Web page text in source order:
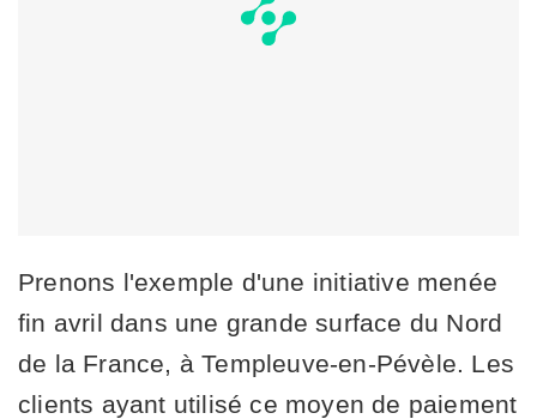
Prenons l'exemple d'une initiative menée
fin avril dans une grande surface du Nord
de la France, à Templeuve-en-Pévèle. Les
clients ayant utilisé ce moyen de paiement